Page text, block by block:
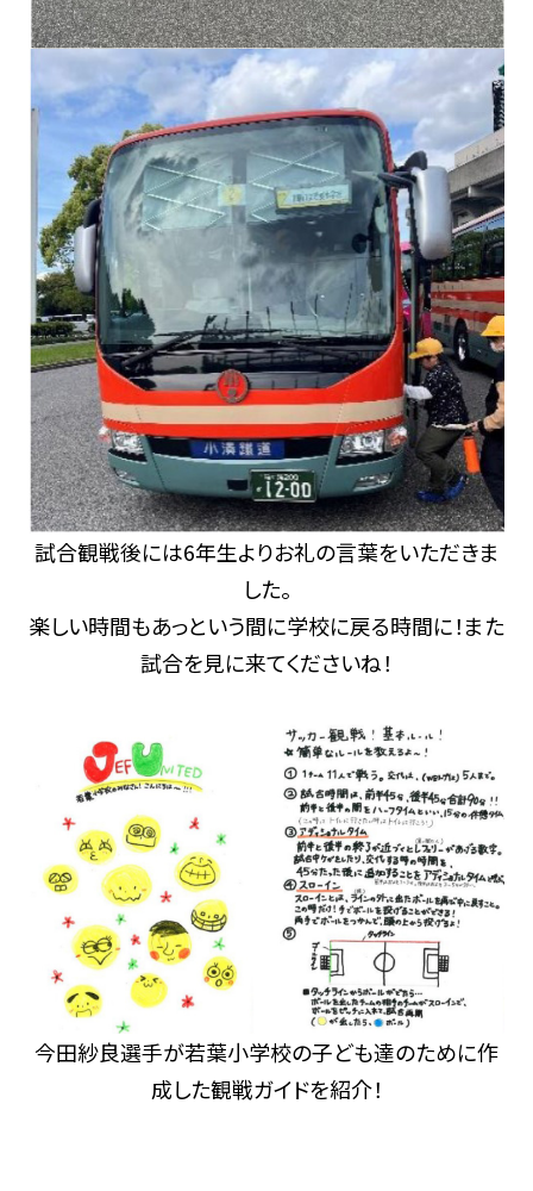
試合観戦後には6年生よりお礼の言葉をいただきま
した。
楽しい時間もあっという間に学校に戻る時間に！また
試合を見に来てくださいね！
今田紗良選手が若葉小学校の子ども達のために作
成した観戦ガイドを紹介！